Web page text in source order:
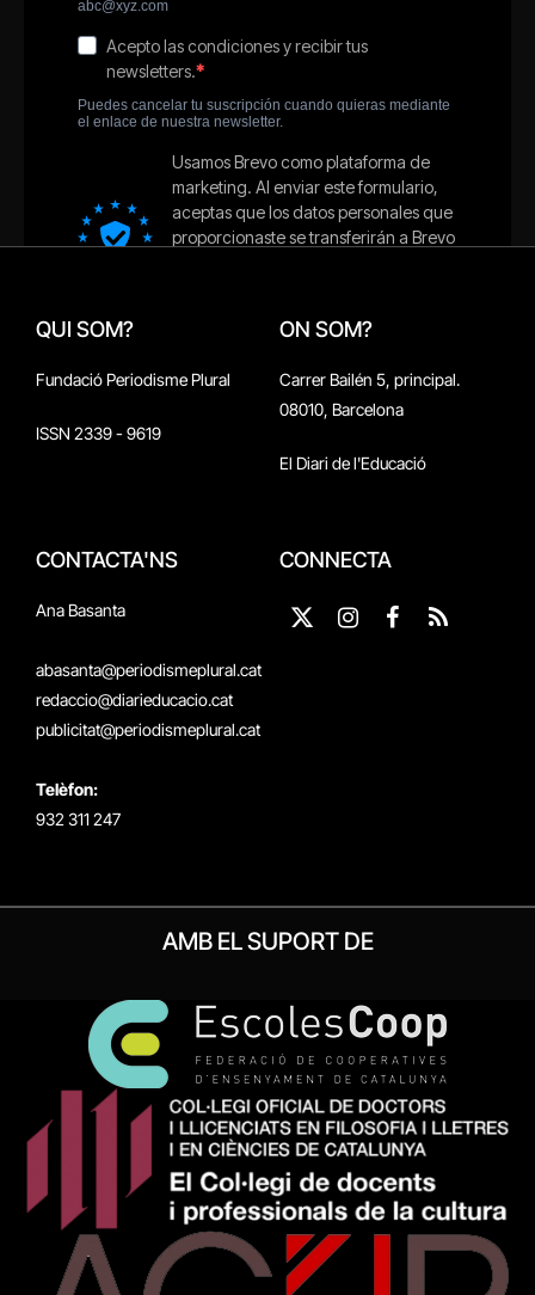
QUI SOM?
Fundació Periodisme Plural
ISSN 2339 - 9619
ON SOM?
Carrer Bailén 5, principal.
08010, Barcelona
El Diari de l'Educació
CONTACTA'NS
Ana Basanta
abasanta@periodismeplural.cat
redaccio@diarieducacio.cat
publicitat@periodismeplural.cat
Telèfon:
932 311 247
CONNECTA
X
Instagram
Facebook
RSS
AMB EL SUPORT DE